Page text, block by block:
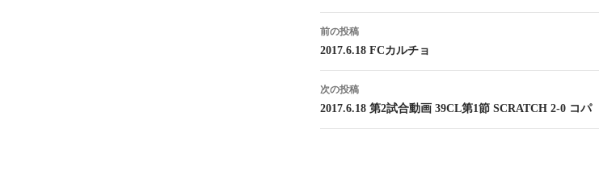
投
稿
ナ
ビ
前の投稿
2017.6.18 FCカルチョ
次の投稿
2017.6.18 第2試合動画 39CL第1節 SCRATCH 2-0 コパ